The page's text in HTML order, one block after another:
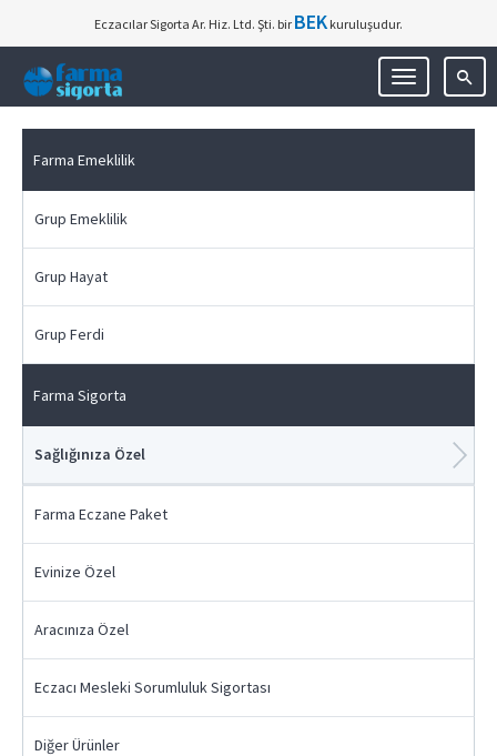
Eczacılar Sigorta Ar. Hiz. Ltd. Şti. bir BEK kuruluşudur.
Toggle
navigation
Farma Emeklilik
Grup Emeklilik
Grup Hayat
Grup Ferdi
Farma Sigorta
Sağlığınıza Özel
Farma Eczane Paket
Evinize Özel
Aracınıza Özel
Eczacı Mesleki Sorumluluk Sigortası
Diğer Ürünler